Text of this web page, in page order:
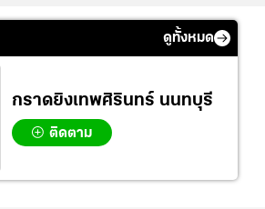
ดูทั้งหมด
กราดยิงเทพศิรินทร์ นนทบุรี
ติดตาม